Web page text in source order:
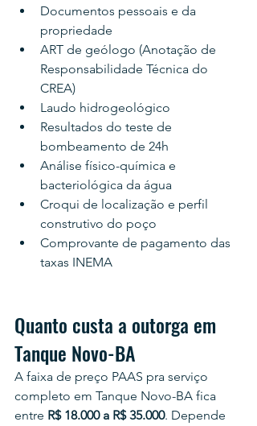
Documentos pessoais e da
propriedade
ART de geólogo (Anotação de
Responsabilidade Técnica do
CREA)
Laudo hidrogeológico
Resultados do teste de
bombeamento de 24h
Análise físico-química e
bacteriológica da água
Croqui de localização e perfil
construtivo do poço
Comprovante de pagamento das
taxas INEMA
Quanto custa a outorga em
Tanque Novo-BA
A faixa de preço PAAS pra serviço
completo em Tanque Novo-BA fica
entre R$ 18.000 a R$ 35.000. Depende